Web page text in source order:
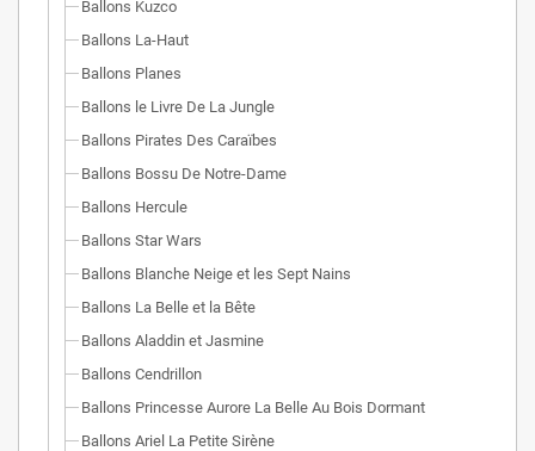
Ballons Kuzco
Ballons La-Haut
Ballons Planes
Ballons le Livre De La Jungle
Ballons Pirates Des Caraïbes
Ballons Bossu De Notre-Dame
Ballons Hercule
Ballons Star Wars
Ballons Blanche Neige et les Sept Nains
Ballons La Belle et la Bête
Ballons Aladdin et Jasmine
Ballons Cendrillon
Ballons Princesse Aurore La Belle Au Bois Dormant
Ballons Ariel La Petite Sirène